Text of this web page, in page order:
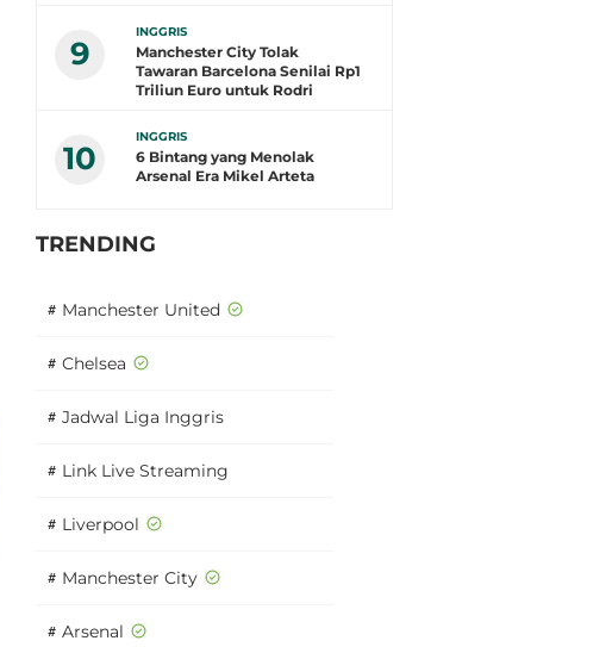
9
INGGRIS
Manchester City Tolak
Tawaran Barcelona Senilai Rp1
Triliun Euro untuk Rodri
10
INGGRIS
6 Bintang yang Menolak
Arsenal Era Mikel Arteta
TRENDING
# Manchester United
# Chelsea
# Jadwal Liga Inggris
# Link Live Streaming
# Liverpool
# Manchester City
# Arsenal